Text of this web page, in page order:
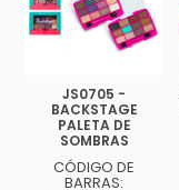
JS0705 -
BACKSTAGE
PALETA DE
SOMBRAS
CÓDIGO DE
BARRAS: